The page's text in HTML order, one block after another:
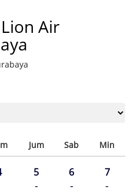
Lion Air
Jum Sab Min
5
-
6
-
7
-